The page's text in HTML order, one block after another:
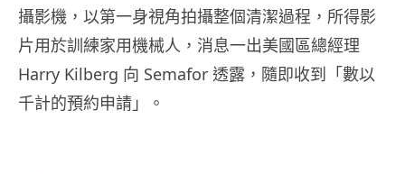
攝影機，以第一身視角拍攝整個清潔過程，所得影
片用於訓練家用機械人，消息一出美國區總經理
Harry Kilberg 向 Semafor 透露，隨即收到「數以
千計的預約申請」。